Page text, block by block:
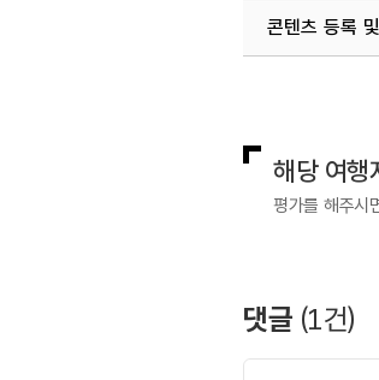
콘텐츠 등록
해당 여행
평가를 해주시
댓글 (1건)